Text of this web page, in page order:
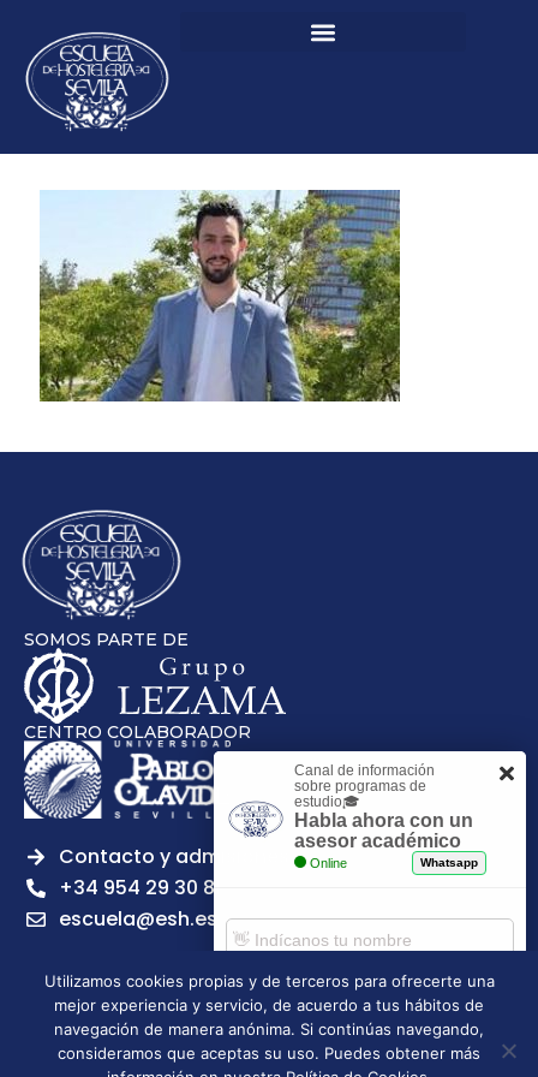
SOMOS PARTE DE
CENTRO COLABORADOR
Contacto y admisiones
+34 954 29 30 81
escuela@esh.es
Legal notice Privacy Policy
Cookies Policy
Utilizamos cookies propias y de terceros para ofrecerte una
mejor experiencia y servicio, de acuerdo a tus hábitos de
navegación de manera anónima. Si continúas navegando,
consideramos que aceptas su uso. Puedes obtener más
Canal de información
sobre programas de
estudio🎓
Habla ahora con un
asesor académico
Online Whatsapp
Comenzar chat